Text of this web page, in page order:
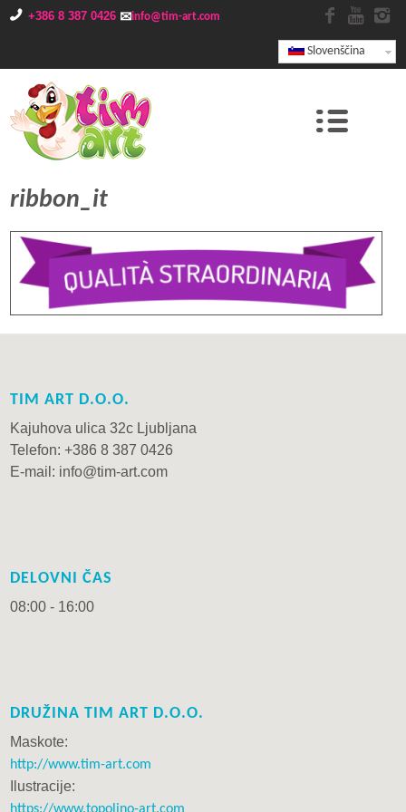
+386 8 387 0426 info@tim-art.com
Slovenščina
ribbon_it
TIM ART D.O.O.
Kajuhova ulica 32c Ljubljana
Telefon: +386 8 387 0426
E-mail: info@tim-art.com
DELOVNI ČAS
08:00 - 16:00
DRUŽINA TIM ART D.O.O.
Maskote:
http://www.tim-art.com
Ilustracije: